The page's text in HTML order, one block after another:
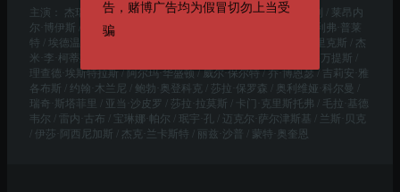
告，赌博广告均为假冒切勿上当受
骗
主演： 杰瑞米·艾伦·怀特 / 艾邦·摩斯-巴克拉赫 / 阿尤·艾德维利 / 莱昂内
尔·博伊斯 / 艾比·艾略特 / 马修·马得胜 / 莉莎·科伦-扎亚斯 / 奥利弗·普莱
特 / 埃德温·李·吉布森 / 莫莉·戈登 / 罗伯特·汤森德 / 科里·亨德里克斯 / 杰
米·李·柯蒂斯 / 克里斯·维塔斯凯 / 亚历克斯·莫法特 / 何塞·M·塞万提斯 /
理查德·埃斯特拉斯 / 阿尔玛·华盛顿 / 威尔·保尔特 / 乔·博恩瑟 / 吉莉安·雅
各布斯 / 约翰·木兰尼 / 鲍勃·奥登科克 / 莎拉·保罗森 / 奥利维娅·科尔曼 /
瑞奇·斯塔菲里 / 亚当·沙皮罗 / 莎拉·拉莫斯 / 卡门·克里斯托弗 / 毛拉·基德
韦尔 / 雷内·古布 / 宝琳娜·帕尔 / 珉宇·孔 / 迈克尔·萨尔津斯基 / 兰斯·贝克
/ 伊莎·阿西尼加斯 / 杰克·兰卡斯特 / 丽兹·沙普 / 蒙特·奥奎恩